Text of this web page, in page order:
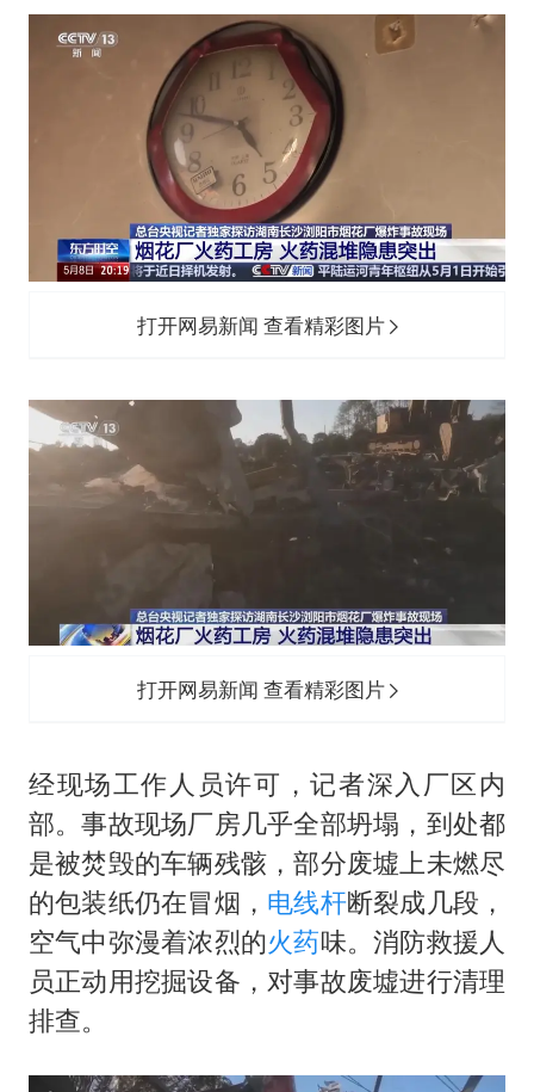
打开网易新闻 查看精彩图片
打开网易新闻 查看精彩图片
经现场工作人员许可，记者深入厂区内
部。事故现场厂房几乎全部坍塌，到处都
是被焚毁的车辆残骸，部分废墟上未燃尽
的包装纸仍在冒烟， 电线杆断裂成几段，
空气中弥漫着浓烈的火药味。消防救援人
员正动用挖掘设备，对事故废墟进行清理
排查。